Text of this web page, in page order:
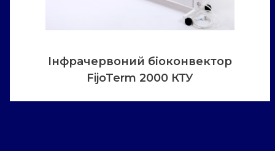
Інфрачервоний біоконвектор
FijoTerm 2000 КТУ